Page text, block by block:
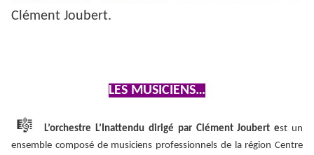
Clément Joubert.
LES MUSICIENS…
🎼 L’orchestre L’Inattendu dirigé par Clément Joubert est un
ensemble composé de musiciens professionnels de la région Centre